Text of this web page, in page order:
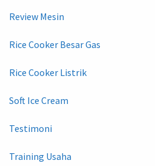
Review Mesin
Rice Cooker Besar Gas
Rice Cooker Listrik
Soft Ice Cream
Testimoni
Training Usaha